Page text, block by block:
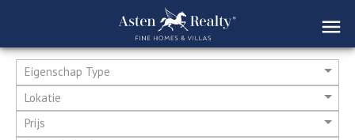
Eigenschap Type
Lokatie
Prijs